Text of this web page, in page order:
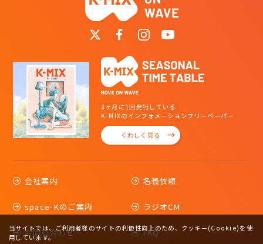
3ヶ月に1回発行している
K-MIXのインフォメーションフリーペーパー
くわしく見る
会社案内 名義依頼
space-Kのご案内 ラジオCM
お問い合わせ FAQ
当サイトでは、ご利用者様のサイトの利便性向上のため、クッキー(Cookie)を使
用しています。